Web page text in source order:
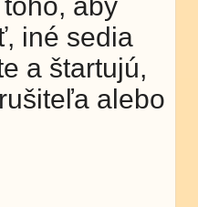
iné sedia
a štartujú,
alebo